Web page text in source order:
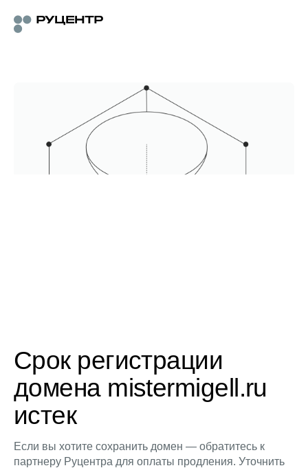
Срок регистрации
домена mistermigell.ru
истек
Если вы хотите сохранить домен — обратитесь к
партнеру Руцентра для оплаты продления. Уточнить